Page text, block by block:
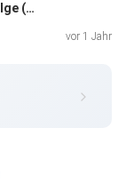
Skeleton Crew: Der Fluch der 6. Folge (+War of the Rohirim) - FnF 65
vor 1 Jahr